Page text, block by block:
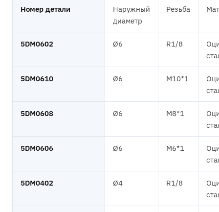
Номер детали
Наружный
диаметр
Резьба
5DM0602 Ø6 R1/8
5DM0610 Ø6 M10*1
5DM0608 Ø6 M8*1
5DM0606 Ø6 M6*1
5DM0402 Ø4 R1/8